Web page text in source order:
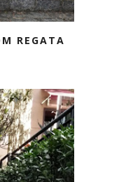
REGATA